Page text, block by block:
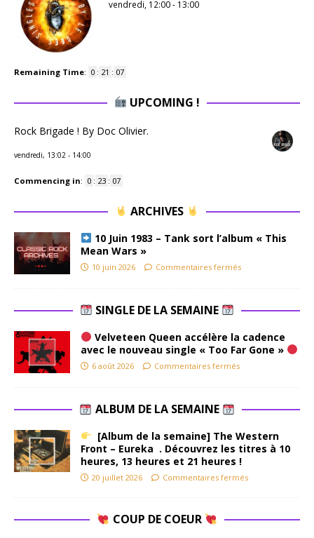
vendredi, 12:00- 13:00
Remaining Time: 0 : 21 : 06
UPCOMING !
Rock Brigade ! By Doc Olivier.
vendredi, 13:02 - 14:00
Commencing in: 0 : 23 : 06
ARCHIVES
10 Juin 1983 – Tank sort l’album « This
Mean Wars »
10 juin 2026 Commentaires fermés
SINGLE DE LA SEMAINE
Velveteen Queen accélère la cadence
avec le nouveau single « Too Far Gone »
6 août 2026 Commentaires fermés
ALBUM DE LA SEMAINE
[Album de la semaine] The Western
Front – Eureka . Découvrez les titres à 10
heures, 13 heures et 21 heures !
20 juillet 2026 Commentaires fermés
COUP DE COEUR